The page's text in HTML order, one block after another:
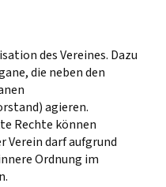
des Vereines. Dazu
die neben den
agieren.
Rechte können
Verein darf aufgrund
Ordnung im